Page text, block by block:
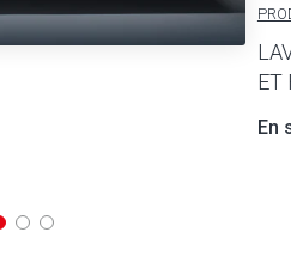
ET
En